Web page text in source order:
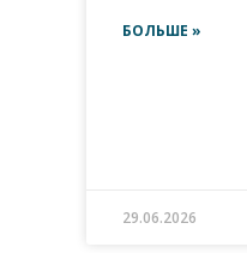
БОЛЬШЕ »
29.06.2026